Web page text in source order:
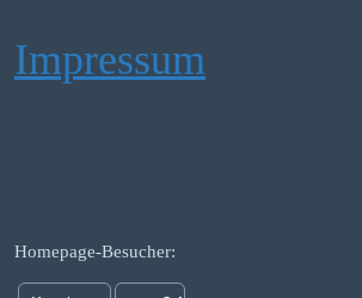
Impressum
Homepage-Besucher: